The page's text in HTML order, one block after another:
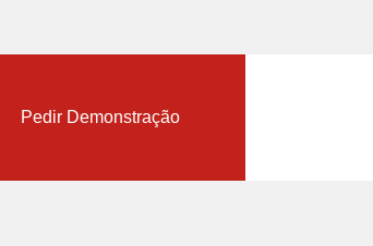
Pedir Demonstração